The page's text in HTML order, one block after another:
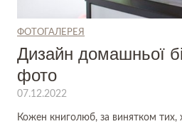
ФОТОГАЛЕРЕЯ
Дизайн домашньої
фото
07.12.2022
Кожен книголюб, за винятком тих,